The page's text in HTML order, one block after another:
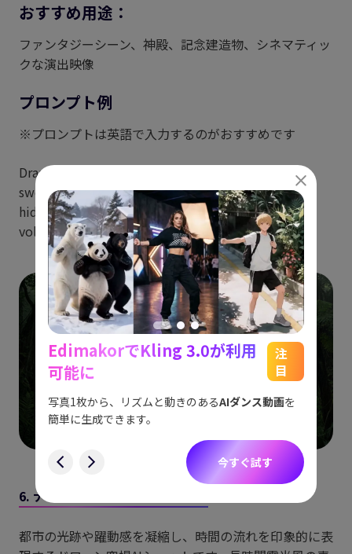
おすすめ用途：
ファンタジーシーン、神殿、記念建造物、シネマティッ
クな演出映像
プロンプト例
※プロンプトは英語で入力するのがおすすめです
Dramatic crane shot, slowly descending and
sweeping arc motion, revealing an ancient temple
hidden in a dense jungle canopy, heavy fog, and
volumetric lighting.
6. ナイトシティ・ハイパーラプス
都市の光跡や躍動感を凝縮し、時間の流れを印象的に表
EdimakorでKling 3.0が利用
可能に
注
目
写真1枚から、リズムと動きのあるAIダンス動画を
簡単に生成できます。
今すぐ試す
ョッ
にも